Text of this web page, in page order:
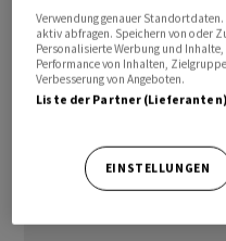
Vorsitzender des
vergangenen November
und Elektrobranche als
hatte. Gerade bei
man bei chinesischen
europäisches Auto ist./
Verwendung genauer
aktiv abfragen. Speichern von oder
Personalisierte Werbung und
Performance von Inhalten,
Verbesserung von Angeboten.
Liste der Partner (Lieferanten)
EINSTELLUNGEN